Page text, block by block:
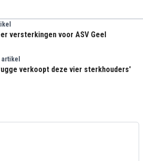
versterkingen voor ASV Geel
verkoopt deze vier sterkhouders'